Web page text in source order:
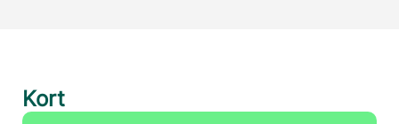
Kort